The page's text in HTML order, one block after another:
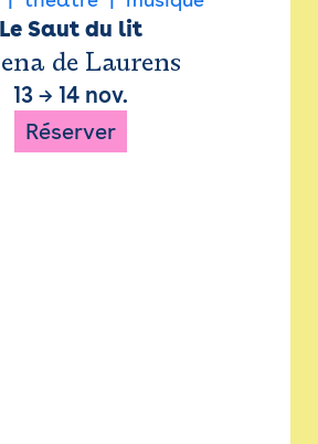
Le Saut du lit
de Laurens
13 → 14 nov.
Réserver